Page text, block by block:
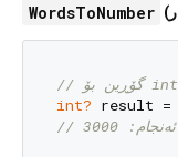
WordsToNumber
// گۆڕین بۆ int
int? result =
// ئەنجام: 3000